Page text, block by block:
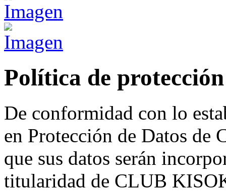
Política de
De conformidad con lo
en Protección de Datos de
que sus datos serán
titularidad de CLUB